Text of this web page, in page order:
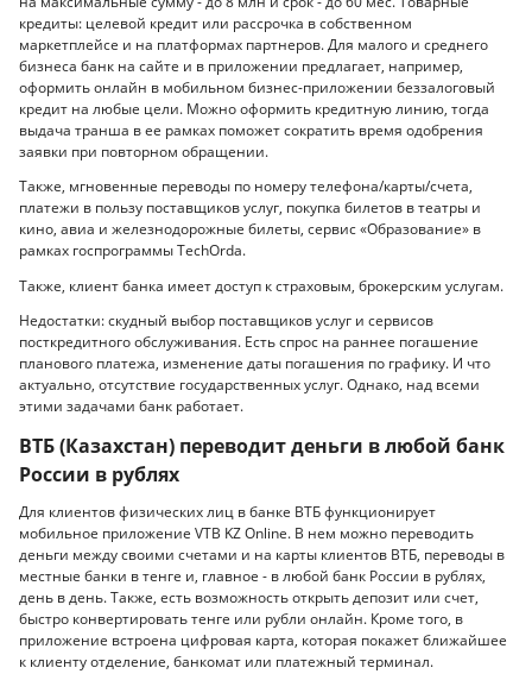
кредиты: целевой кредит или рассрочка в собственном
маркетплейсе и на платформах партнеров. Для малого и среднего
бизнеса банк на сайте и в приложении предлагает, например,
оформить онлайн в мобильном бизнес-приложении беззалоговый
кредит на любые цели. Можно оформить кредитную линию, тогда
выдача транша в ее рамках поможет сократить время одобрения
заявки при повторном обращении.
Также, мгновенные переводы по номеру телефона/карты/счета,
платежи в пользу поставщиков услуг, покупка билетов в театры и
кино, авиа и железнодорожные билеты, сервис «Образование» в
рамках госпрограммы TechOrda.
Также, клиент банка имеет доступ к страховым, брокерским услугам.
Недостатки: скудный выбор поставщиков услуг и сервисов
посткредитного обслуживания. Есть спрос на раннее погашение
планового платежа, изменение даты погашения по графику. И что
актуально, отсутствие государственных услуг. Однако, над всеми
этими задачами банк работает.
ВТБ (Казахстан) переводит деньги в любой банк
России в рублях
Для клиентов физических лиц в банке ВТБ функционирует
мобильное приложение VTB KZ Online. В нем можно переводить
деньги между своими счетами и на карты клиентов ВТБ, переводы в
местные банки в тенге и, главное - в любой банк России в рублях,
день в день. Также, есть возможность открыть депозит или счет,
быстро конвертировать тенге или рубли онлайн. Кроме того, в
приложение встроена цифровая карта, которая покажет ближайшее
к клиенту отделение, банкомат или платежный терминал.